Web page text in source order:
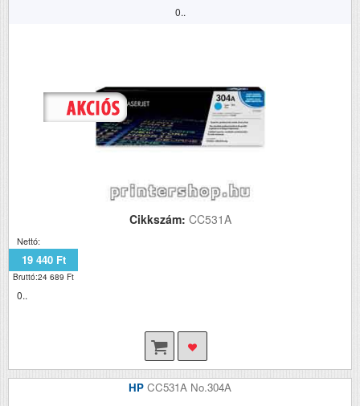
0..
Cikkszám: CC531A
Nettó:
19 440 Ft
Bruttó:24 689 Ft
0..
HP CC531A No.304A